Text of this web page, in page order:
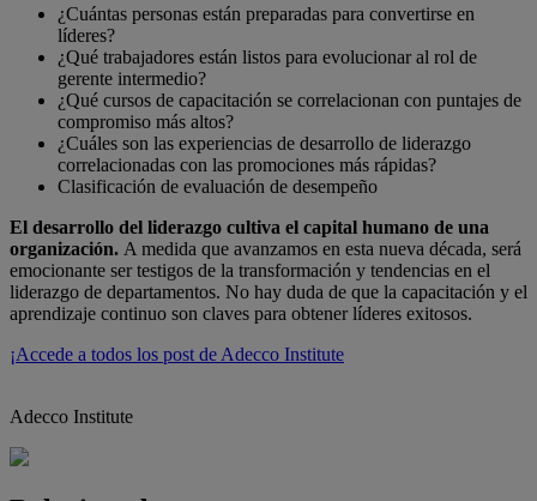
¿Cuántas personas están preparadas para convertirse en
líderes?
¿Qué trabajadores están listos para evolucionar al rol de
gerente intermedio?
¿Qué cursos de capacitación se correlacionan con puntajes de
compromiso más altos?
¿Cuáles son las experiencias de desarrollo de liderazgo
correlacionadas con las promociones más rápidas?
Clasificación de evaluación de desempeño
El desarrollo del liderazgo cultiva el capital humano de una
organización. A medida que avanzamos en esta nueva década, será
emocionante ser testigos de la transformación y tendencias en el
liderazgo de departamentos. No hay duda de que la capacitación y el
aprendizaje continuo son claves para obtener líderes exitosos.
¡Accede a todos los post de Adecco Institute
Adecco Institute